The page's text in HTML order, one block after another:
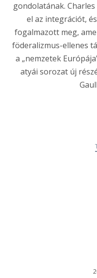
gondolatának.
el az integrációt,
fogalmazott meg,
föderalizmus-ellenes
a „nemzetek
atyái sorozat új